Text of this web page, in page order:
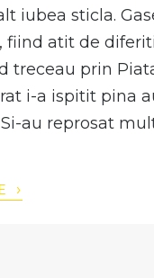
iubea sticla.
fiind atit de
treceau prin
i-a ispitit pina
au reprosat
›